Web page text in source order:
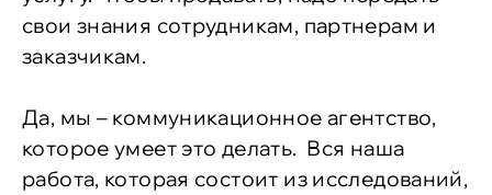
свои знания сотрудникам, партнерам и
заказчикам.
Да, мы – коммуникационное агентство,
которое умеет это делать. Вся наша
работа, которая состоит из исследований,